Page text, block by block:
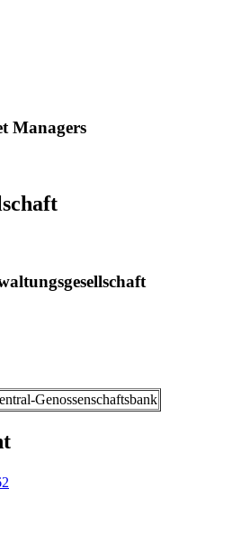
Managers
Genossenschaftsbank